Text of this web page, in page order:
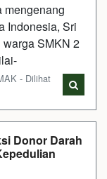
mengenang
Indonesia, Sri
SMKN 2
- Dilihat
Donor Darah